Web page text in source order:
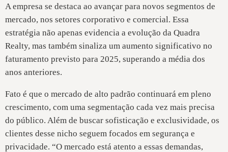
A empresa se destaca ao avançar para novos segmentos de
mercado, nos setores corporativo e comercial. Essa
estratégia não apenas evidencia a evolução da Quadra
Realty, mas também sinaliza um aumento significativo no
faturamento previsto para 2025, superando a média dos
anos anteriores.
Fato é que o mercado de alto padrão continuará em pleno
crescimento, com uma segmentação cada vez mais precisa
do público. Além de buscar sofisticação e exclusividade, os
clientes desse nicho seguem focados em segurança e
privacidade. “O mercado está atento a essas demandas,